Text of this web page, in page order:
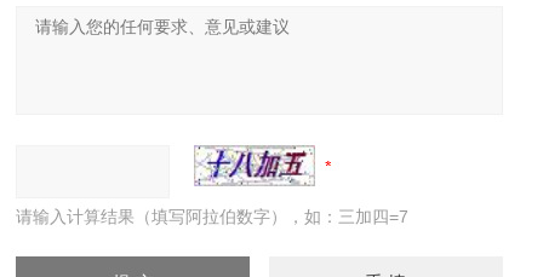
请输入计算结果（填写阿拉伯数字），如：三加四=7